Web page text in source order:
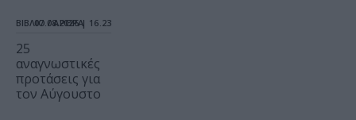
ΒΙΒΛΙΟ / ΑΡΘΡΑ
07.08.2026 | 16.23
25
αναγνωστικές
προτάσεις για
τον Αύγουστο